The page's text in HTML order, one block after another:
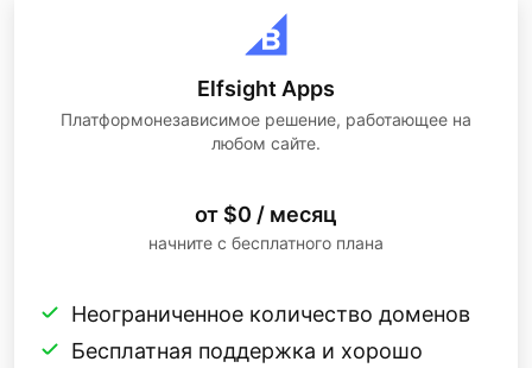
Elfsight Apps
Платформонезависимое решение, работающее на
любом сайте.
от $0 / месяц
начните с бесплатного плана
Неограниченное количество доменов
Бесплатная поддержка и хорошо